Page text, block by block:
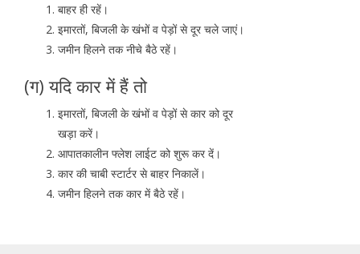
बाहर ही रहें।
इमारतों, बिजली के खंभों व पेड़ों से दूर चले जाएं।
जमीन हिलने तक नीचे बैठे रहें।
(ग) यदि कार में हैं तो
इमारतों, बिजली के खंभों व पेड़ों से कार को दूर
खड़ा करें।
आपातकालीन फ्लेश लाईट को शुरू कर दें।
कार की चाबी स्टार्टर से बाहर निकालें।
जमीन हिलने तक कार में बैठे रहें।